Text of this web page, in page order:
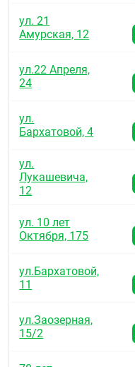
ул. 21
Амурская, 12
ул.22 Апреля,
24
ул.
Бархатовой, 4
ул.
Лукашевича,
12
ул. 10 лет
Октября, 175
ул.Бархатовой,
11
ул.Заозерная,
15/2